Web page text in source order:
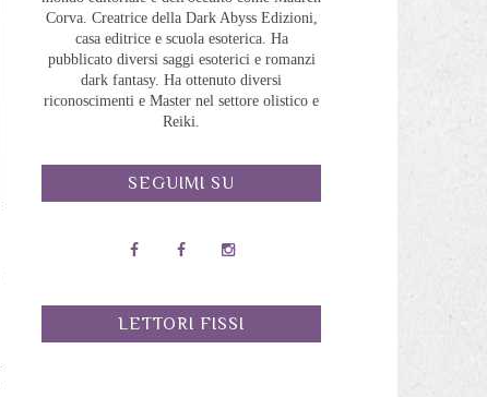
Corva. Creatrice della Dark Abyss Edizioni,
casa editrice e scuola esoterica. Ha
pubblicato diversi saggi esoterici e romanzi
dark fantasy. Ha ottenuto diversi
riconoscimenti e Master nel settore olistico e
Reiki.
SEGUIMI SU
LETTORI FISSI